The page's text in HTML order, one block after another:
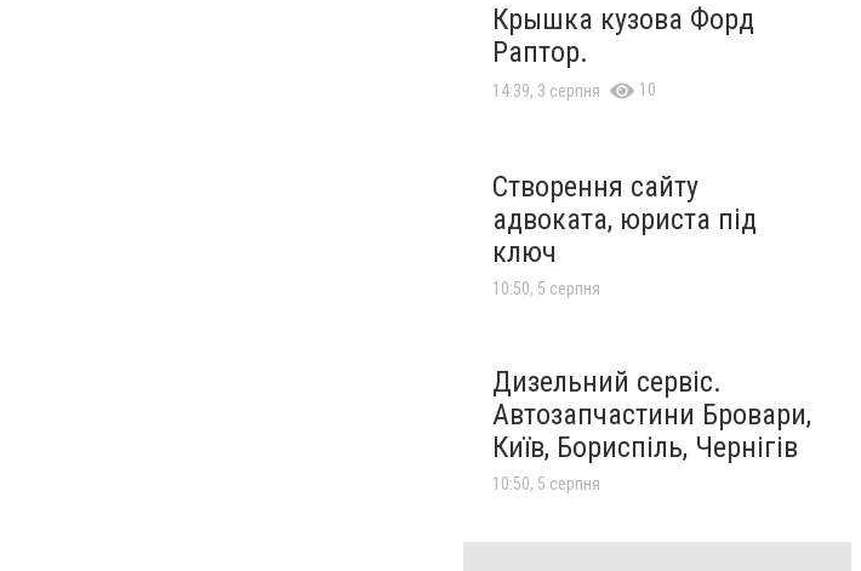
Крышка кузова Форд
Раптор.
14:39, 3 серпня 10
Створення сайту
адвоката, юриста під
ключ
10:50, 5 серпня
Дизельний сервіс.
Автозапчастини Бровари,
Київ, Бориспіль, Чернігів
10:50, 5 серпня